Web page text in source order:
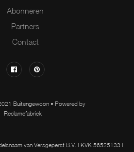
Abonneren
Partners
Contact
Buitengewoon • Powered by
Reclamefabriek
van Versgeperst B.V. | KVK 56525133 |